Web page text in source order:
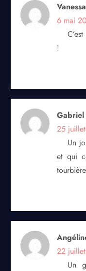
6 mai
!
Gabriel
25
Un
et qui
22
Un